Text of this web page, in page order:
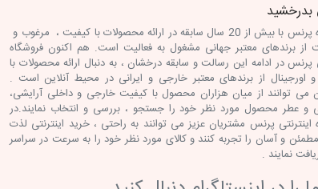
بدرخشید
فروشگاه پرنس با بیش از 20 سال سابقه در ارائه محصولات با کیفیت ، مرغوب و
از برندهای معتبر جهانی مشغول به فعالیت است. هم اکنون فروشگاه
پرنس در ادامه این رسالت و سابقه درخشان ، به دنبال ارائه محصولات با
اورجینال از برندهای معتبر خارجی و ایرانی در محیط آنلاین است .
می توانند از میان هزاران محصول با کیفیت خارجی و داخلی آرایشی،
و عطر محصول مورد نظر خود را جستجو ، بررسی و انتخاب نمایند.در
اینترنتی پرنس مشتریان عزیز می توانند به راحتی ، خرید اینترنتی لذت
و آسان را تجربه کنند و کالای مورد نظر خود را به سرعت در سراسر
نمایند .